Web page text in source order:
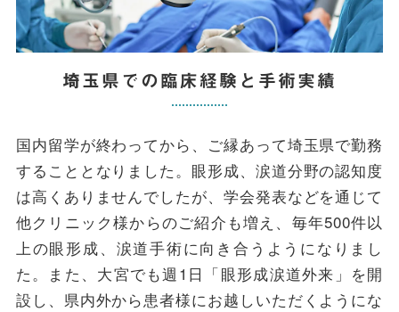
埼玉県での臨床経験と手術実績
国内留学が終わってから、ご縁あって埼玉県で勤務
することとなりました。眼形成、涙道分野の認知度
は高くありませんでしたが、学会発表などを通じて
他クリニック様からのご紹介も増え、毎年500件以
上の眼形成、涙道手術に向き合うようになりまし
た。また、大宮でも週1日「眼形成涙道外来」を開
設し、県内外から患者様にお越しいただくようにな